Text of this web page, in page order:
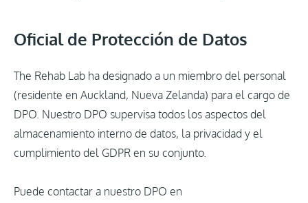
Oficial de Protección de Datos
The Rehab Lab ha designado a un miembro del personal
(residente en Auckland, Nueva Zelanda) para el cargo de
DPO. Nuestro DPO supervisa todos los aspectos del
almacenamiento interno de datos, la privacidad y el
cumplimiento del GDPR en su conjunto.
Puede contactar a nuestro DPO en